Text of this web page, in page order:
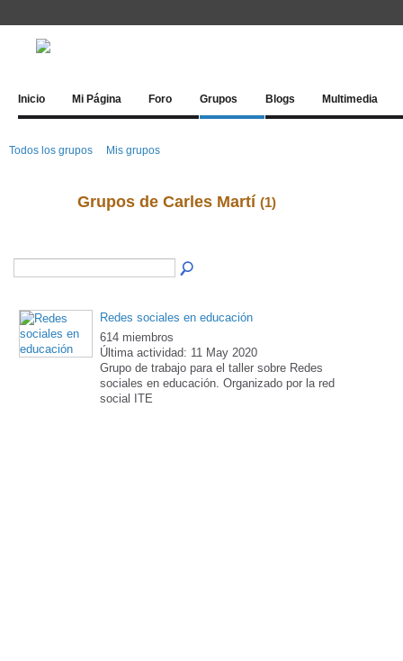
Inicio Mi Página Foro Grupos Blogs Multimedia
Todos los grupos Mis grupos
Grupos de Carles Martí (1)
Redes sociales en educación
614 miembros
Última actividad: 11 May 2020
Grupo de trabajo para el taller sobre Redes
sociales en educación. Organizado por la red
social ITE